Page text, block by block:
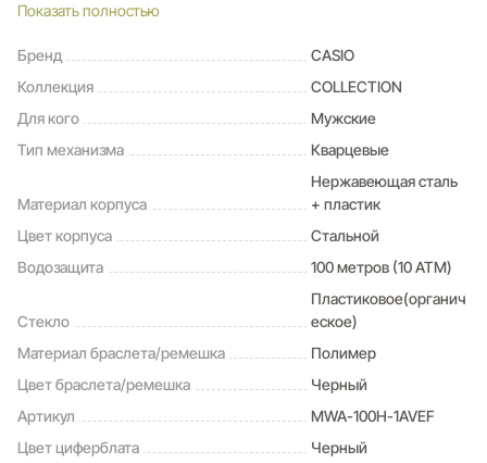
достаточным питанием приблизительно на три года);
для плавания с маской и трубкой: часы являются
водонепроницаемыми до 10 Бар/на глубине до 100 метров.
Значение метров не относится к глубине погружения, но
процессе испытания на водонепроницаемость (ISO 2281).
Фактическая глубина погружения не более 5 метров, нажатие
кнопок под водой, равно как и открытие переводной коронки
запрещено);
Показать полностью
Бренд
CASIO
Коллекция
COLLECTION
Для кого
Мужские
Тип механизма
Кварцевые
Материал корпуса
Нержавеющая сталь
+ пластик
Цвет корпуса
Стальной
Водозащита
100 метров (10 ATM)
Стекло
Пластиковое(органич
еское)
Материал браслета/ремешка
Полимер
Цвет браслета/ремешка
Черный
Артикул
MWA-100H-1AVEF
Цвет циферблата
Черный